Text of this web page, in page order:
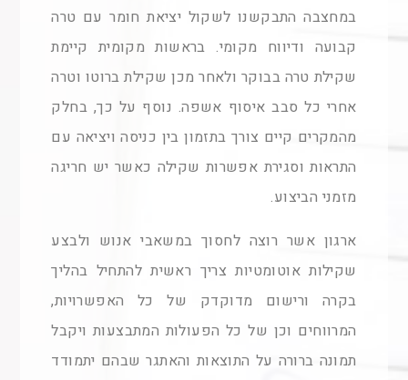
במחצבה התבקשנו לשקול יציאת חומר עם טרה
קבועה ודיווח מקומי. בראשות מקומית קיימת
שקילת טרה בבוקר ולאחר מכן שקילת ברוטו וטרה
אחרי כל סבב איסוף אשפה. נוסף על כך, בחלק
מהמקרים קיים צורך בתזמון בין כניסה ויציאה עם
התראות וסגירת אפשרות שקילה כאשר יש חריגה
מזמני הביצוע.
ארגון אשר רוצה לחסוך במשאבי אנוש ולבצע
שקילות אוטומטיות צריך ראשית להתחיל בהליך
בקרה ורישום מדוקדק של כל האפשרויות,
המרווחים וכן של כל הפעולות המתבצעות ויקבל
תמונה ברורה על התוצאות והאתגר שבהם יתמודד